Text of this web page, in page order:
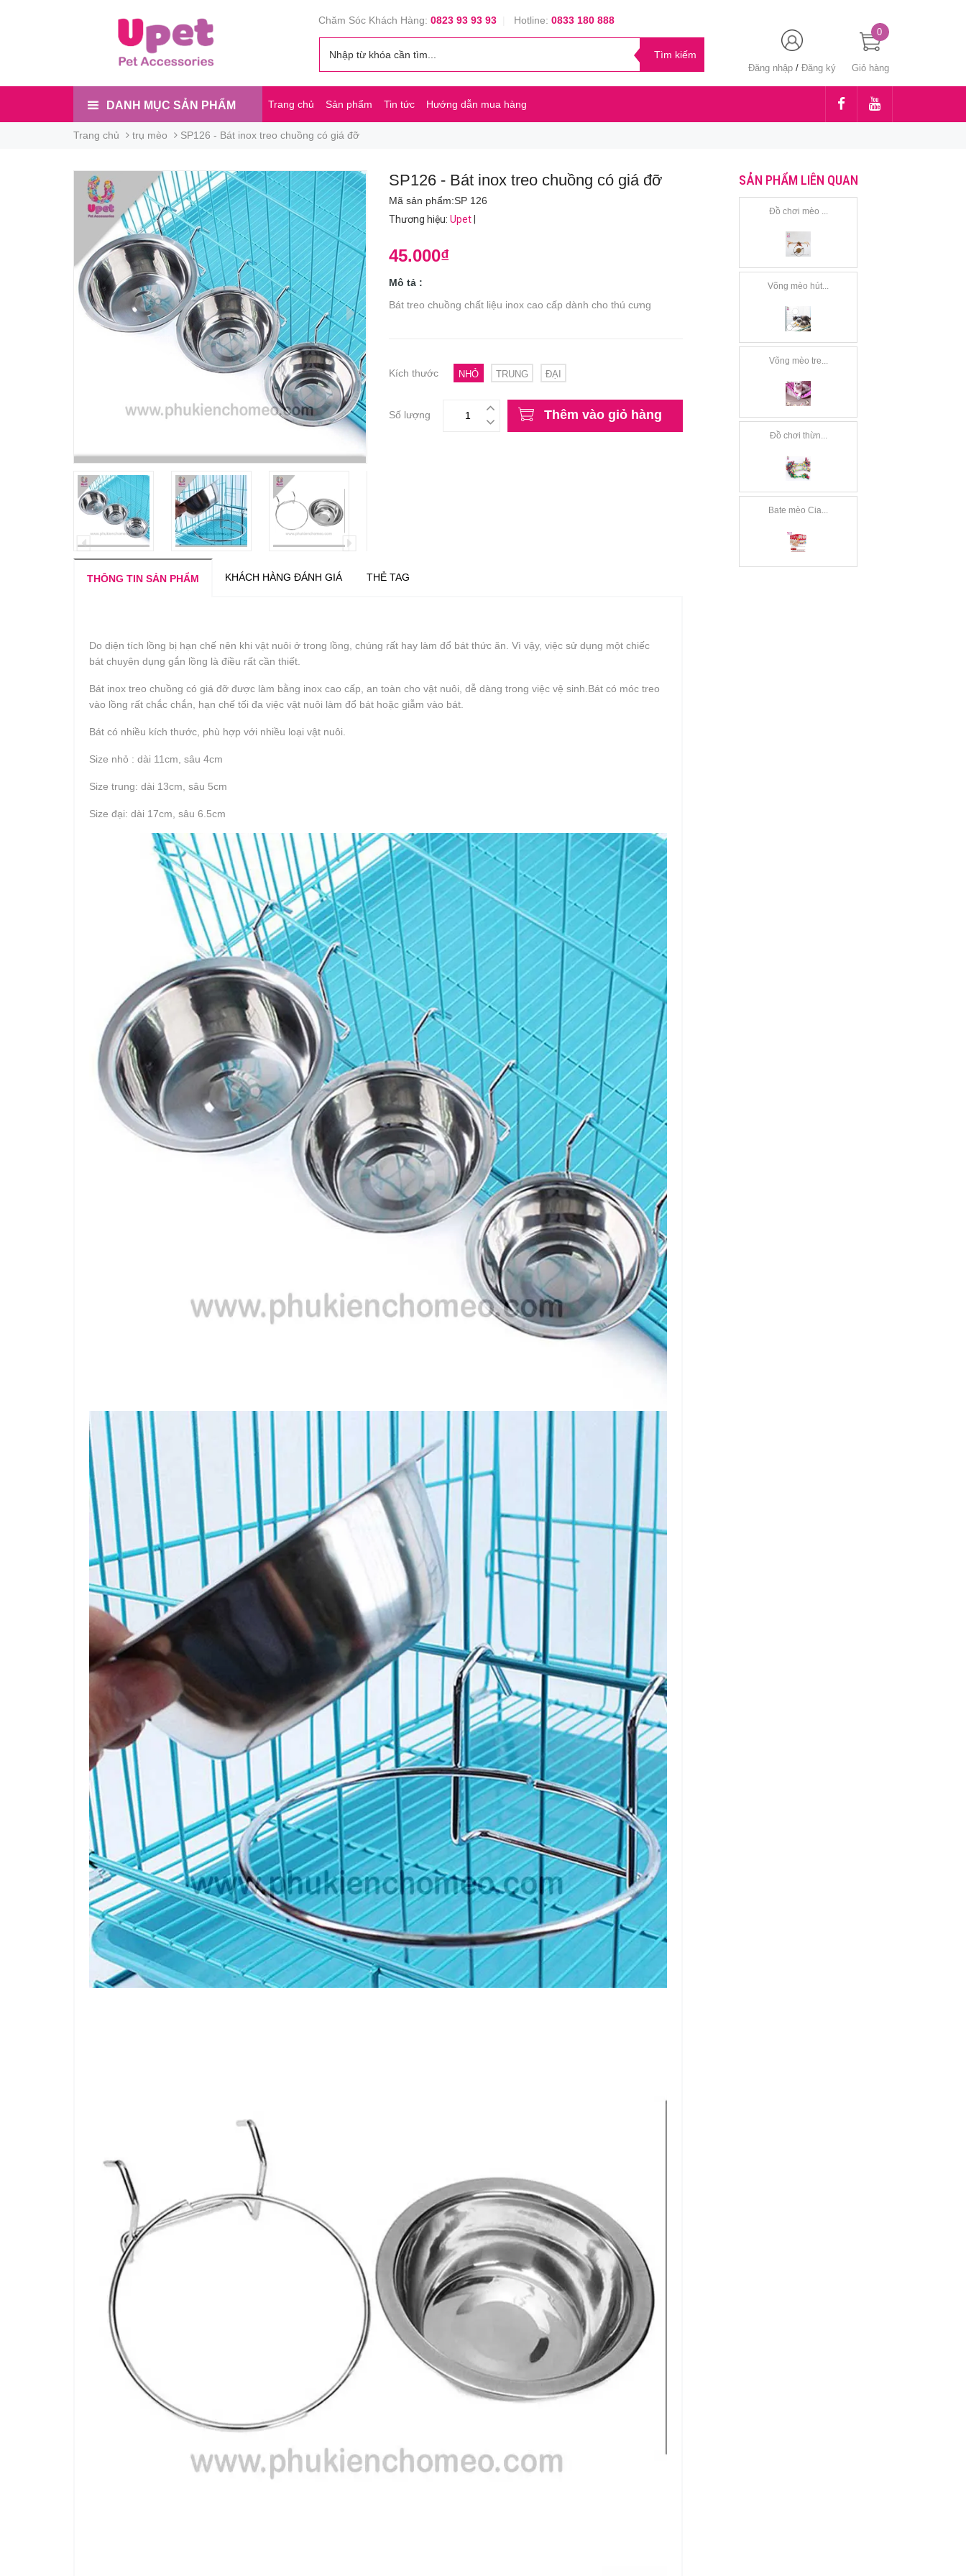
Chăm Sóc Khách Hàng: 0823 93 93 93| Hotline: 0833 180 888
Đăng nhập / Đăng ký Giỏ hàng
0
DANH MỤC SẢN PHẨM Trang chủ Sản phẩm Tin tức Hướng dẫn mua hàng
Trang chủ trụ mèo SP126 - Bát inox treo chuồng có giá đỡ
SP126 - Bát inox treo chuồng có giá đỡ
Mã sản phẩm:SP 126
Thương hiệu: Upet
45.000₫
Mô tả :
Bát treo chuồng chất liệu inox cao cấp dành cho thú cưng
Kích thước NHỎ TRUNG ĐẠI
Số lượng Thêm vào giỏ hàng
THÔNG TIN SẢN PHẨM KHÁCH HÀNG ĐÁNH GIÁ THẺ TAG
Do diện tích lồng bị hạn chế nên khi vật nuôi ở trong lồng, chúng rất hay làm đổ bát thức ăn. Vì vậy, việc sử dụng một chiếc
bát chuyên dụng gắn lồng là điều rất cần thiết.
Bát inox treo chuồng có giá đỡ được làm bằng inox cao cấp, an toàn cho vật nuôi, dễ dàng trong việc vệ sinh.Bát có móc treo
vào lồng rất chắc chắn, hạn chế tối đa việc vật nuôi làm đổ bát hoặc giẫm vào bát.
Bát có nhiều kích thước, phù hợp với nhiều loại vật nuôi.
Size nhỏ : dài 11cm, sâu 4cm
Size trung: dài 13cm, sâu 5cm
Size đại: dài 17cm, sâu 6.5cm
SẢN PHẨM LIÊN QUAN
Đồ chơi mèo ...
Võng mèo hút...
Võng mèo tre...
Đồ chơi thừn...
Bate mèo Cia...